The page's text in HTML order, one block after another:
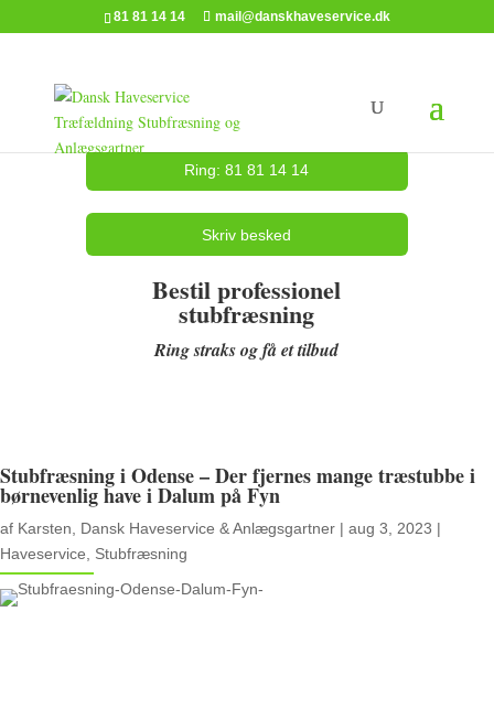
81 81 14 14 mail@danskhaveservice.dk
Ring: 81 81 14 14
Skriv besked
Bestil professionel
stubfræsning
Ring straks og få et tilbud
Stubfræsning i Odense – Der fjernes mange træstubbe i
børnevenlig have i Dalum på Fyn
af Karsten, Dansk Haveservice & Anlægsgartner | aug 3, 2023 |
Haveservice
Stubfræsning